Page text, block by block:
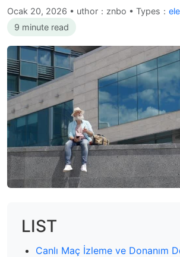
Ocak 20, 2026 • uthor：znbo • Types：
9 minute read
LIST
Canlı Maç İzleme ve Donanım